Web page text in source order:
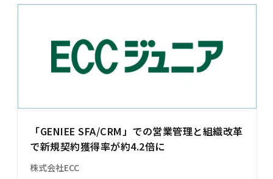
「GENIEE SFA/CRM」での営業管理と組織改革
で新規契約獲得率が約4.2倍に
株式会社ECC